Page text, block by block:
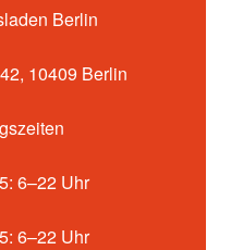
Berlin
10409 Berlin
6–22 Uhr
6–22 Uhr